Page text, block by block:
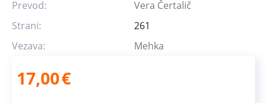
Prevod:
Vera Čertalič
Strani:
261
Vezava:
Mehka
17,00€